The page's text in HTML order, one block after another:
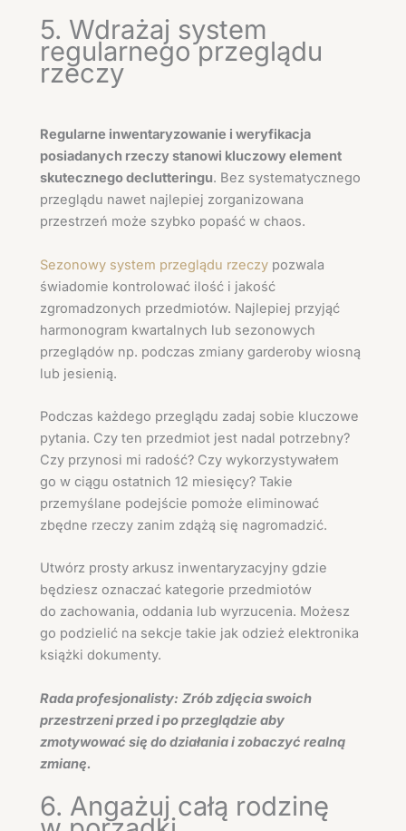
5. Wdrażaj system
regularnego przeglądu
rzeczy
Regularne inwentaryzowanie i weryfikacja
posiadanych rzeczy stanowi kluczowy element
skutecznego declutteringu. Bez systematycznego
przeglądu nawet najlepiej zorganizowana
przestrzeń może szybko popaść w chaos.
Sezonowy system przeglądu rzeczy pozwala
świadomie kontrolować ilość i jakość
zgromadzonych przedmiotów. Najlepiej przyjąć
harmonogram kwartalnych lub sezonowych
przeglądów np. podczas zmiany garderoby wiosną
lub jesienią.
Podczas każdego przeglądu zadaj sobie kluczowe
pytania. Czy ten przedmiot jest nadal potrzebny?
Czy przynosi mi radość? Czy wykorzystywałem
go w ciągu ostatnich 12 miesięcy? Takie
przemyślane podejście pomoże eliminować
zbędne rzeczy zanim zdążą się nagromadzić.
Utwórz prosty arkusz inwentaryzacyjny gdzie
będziesz oznaczać kategorie przedmiotów
do zachowania, oddania lub wyrzucenia. Możesz
go podzielić na sekcje takie jak odzież elektronika
książki dokumenty.
Rada profesjonalisty: Zrób zdjęcia swoich
przestrzeni przed i po przeglądzie aby
zmotywować się do działania i zobaczyć realną
zmianę.
6. Angażuj całą rodzinę